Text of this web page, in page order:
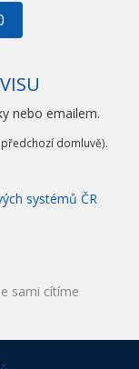
nebo emailem.
domluvě).
systémů ČR
sami cítíme